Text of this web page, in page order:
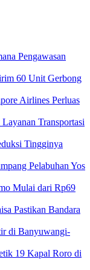
Pengawasan
60 Unit Gerbong
Airlines Perluas
Transportasi
Tingginya
Pelabuhan Yos
Mulai dari Rp69
Pastikan Bandara
di Banyuwangi-
19 Kapal Roro di